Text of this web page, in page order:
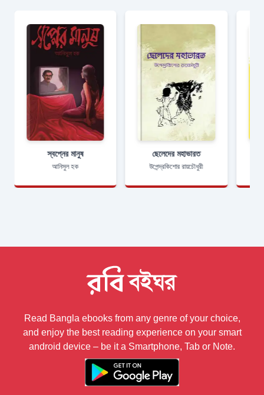
স্বপ্নের মানুষ
আনিসুল হক
ছেলেদের মহাভারত
উপেন্দ্রকিশোর রায়চৌধুরী
Read Bangla ebooks from any genre of your choice,
and enjoy the best reading experience on your smart
android device – be it a Smartphone, Tab or Note.